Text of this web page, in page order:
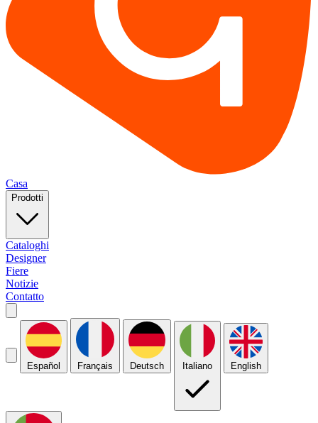
Casa
Prodotti
Cataloghi
Designer
Fiere
Notizie
Contatto
Español Français Deutsch Italiano English